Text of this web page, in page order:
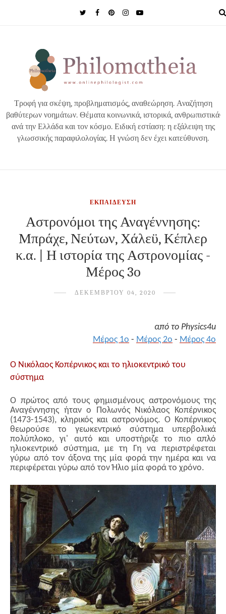
Τροφή για σκέψη, προβληματισμός, αναθεώρηση. Αναζήτηση
βαθύτερων νοημάτων. Θέματα κοινωνικά, ιστορικά, ανθρωπιστικά·
ανά την Ελλάδα και τον κόσμο. Ειδική εστίαση: η εξάλειψη της
γλωσσικής παραφιλολογίας. Η γνώση δεν έχει κατεύθυνση.
ΕΚΠΑΙΔΕΥΣΗ
Αστρονόμοι της Αναγέννησης:
Μπράχε, Νεύτων, Χάλεϋ, Κέπλερ
κ.α. | Η ιστορία της Αστρονομίας -
Μέρος 3ο
ΔΕΚΕΜΒΡΊΟΥ 04, 2020
από το Physics4u
Μέρος 1ο - Μέρος 2ο - Μέρος 4ο
Ο Νικόλαος Κοπέρνικος και το ηλιοκεντρικό του
σύστημα
Ο πρώτος από τους φημισμένους αστρονόμους της
Αναγέννησης ήταν ο Πολωνός Νικόλαος Κοπέρνικος
(1473-1543), κληρικός και αστρονόμος. Ο Κοπέρνικος
θεωρούσε το γεωκεντρικό σύστημα υπερβολικά
πολύπλοκο, γι' αυτό και υποστήριζε το πιο απλό
ηλιοκεντρικό σύστημα, με τη Γη να περιστρέφεται
γύρω από τον άξονα της μία φορά την ημέρα και να
περιφέρεται γύρω από τον Ήλιο μία φορά το χρόνο.